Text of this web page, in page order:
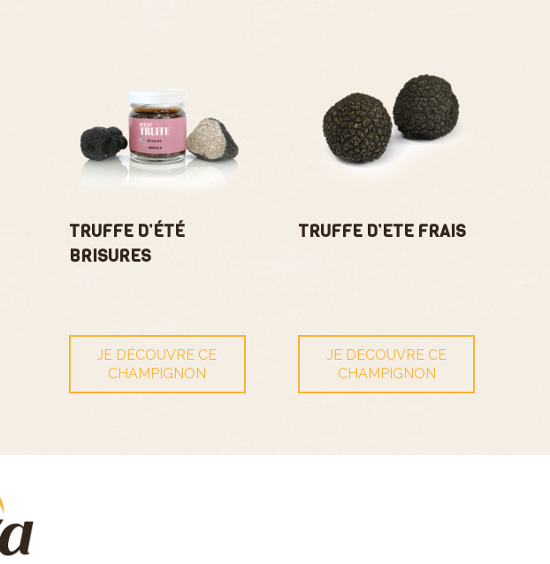
TRUFFE D’ÉTÉ
BRISURES
JE DÉCOUVRE CE
CHAMPIGNON
TRUFFE D’ETE FRAIS
JE DÉCOUVRE CE
CHAMPIGNON